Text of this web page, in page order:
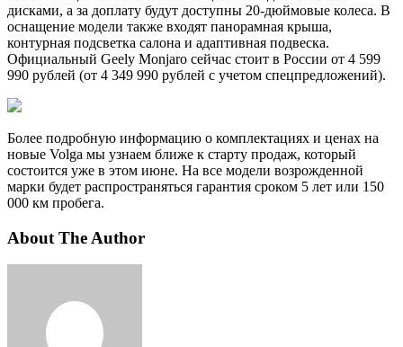
дисками, а за доплату будут доступны 20-дюймовые колеса. В
оснащение модели также входят панорамная крыша,
контурная подсветка салона и адаптивная подвеска.
Официальный Geely Monjaro сейчас стоит в России от 4 599
990 рублей (от 4 349 990 рублей с учетом спецпредложений).
Более подробную информацию о комплектациях и ценах на
новые Volga мы узнаем ближе к старту продаж, который
состоится уже в этом июне. На все модели возрожденной
марки будет распространяться гарантия сроком 5 лет или 150
000 км пробега.
About The Author